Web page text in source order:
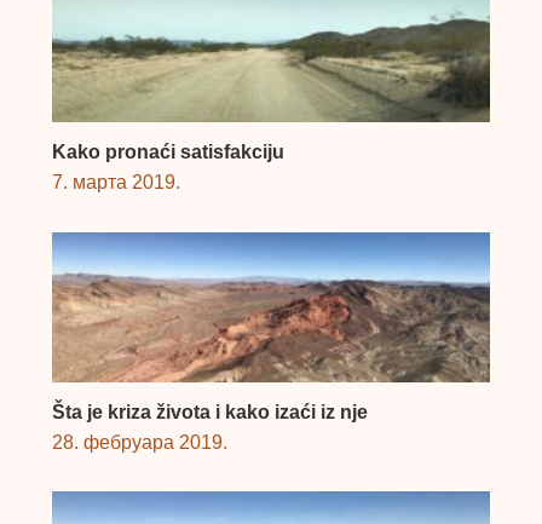
Kako pronaći satisfakciju
7. марта 2019.
Šta je kriza života i kako izaći iz nje
28. фебруара 2019.